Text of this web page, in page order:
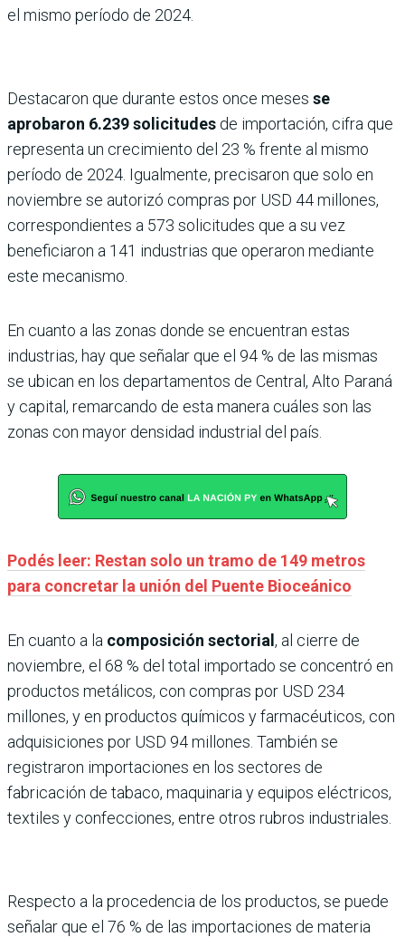
el mismo período de 2024.
Destacaron que durante estos once meses se
aprobaron 6.239 solicitudes de importación, cifra que
representa un crecimiento del 23 % frente al mismo
período de 2024. Igualmente, precisaron que solo en
noviembre se autorizó compras por USD 44 millones,
correspondientes a 573 solicitudes que a su vez
beneficiaron a 141 industrias que operaron mediante
este mecanismo.
En cuanto a las zonas donde se encuentran estas
industrias, hay que señalar que el 94 % de las mismas
se ubican en los departamentos de Central, Alto Paraná
y capital, remarcando de esta manera cuáles son las
zonas con mayor densidad industrial del país.
Podés leer: Restan solo un tramo de 149 metros
para concretar la unión del Puente Bioceánico
En cuanto a la composición sectorial, al cierre de
noviembre, el 68 % del total importado se concentró en
productos metálicos, con compras por USD 234
millones, y en productos químicos y farmacéuticos, con
adquisiciones por USD 94 millones. También se
registraron importaciones en los sectores de
fabricación de tabaco, maquinaria y equipos eléctricos,
textiles y confecciones, entre otros rubros industriales.
Respecto a la procedencia de los productos, se puede
señalar que el 76 % de las importaciones de materia